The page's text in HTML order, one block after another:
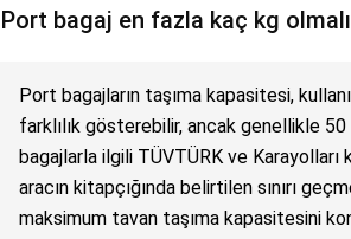
Port bagaj en fazla kaç kg
Port bagajların taşıma kapasitesi,
farklılık gösterebilir, ancak genellikle
bagajlarla ilgili TÜVTÜRK ve
aracın kitapçığında belirtilen sınırı
maksimum tavan taşıma kapasitesini